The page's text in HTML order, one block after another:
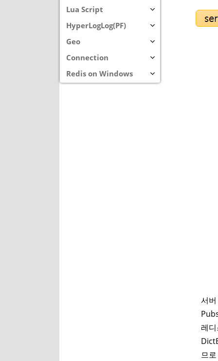
Lua Script
HyperLogLog(PF)
Geo
Connection
Redis on Windows
서
레
므